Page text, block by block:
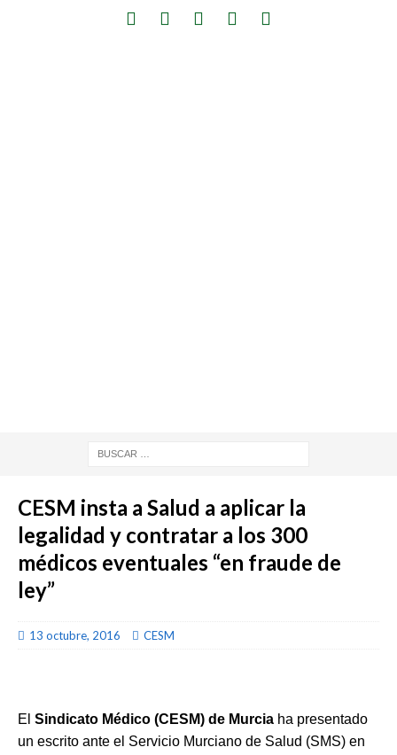
CESM insta a Salud a aplicar la
legalidad y contratar a los 300
médicos eventuales “en fraude de
ley”
13 octubre, 2016 CESM
El Sindicato Médico (CESM) de Murcia ha presentado
un escrito ante el Servicio Murciano de Salud (SMS) en